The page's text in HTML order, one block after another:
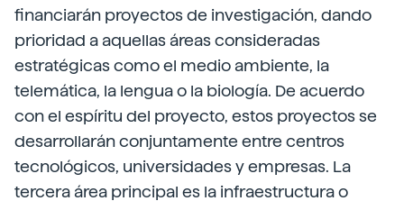
financiarán proyectos de investigación, dando
prioridad a aquellas áreas consideradas
estratégicas como el medio ambiente, la
telemática, la lengua o la biología. De acuerdo
con el espíritu del proyecto, estos proyectos se
desarrollarán conjuntamente entre centros
tecnológicos, universidades y empresas. La
tercera área principal es la infraestructura o